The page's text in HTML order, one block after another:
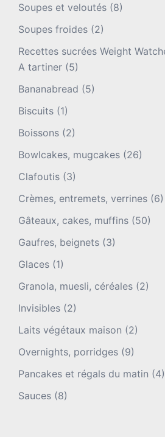
Soupes et veloutés (8)
Soupes froides (2)
Recettes sucrées Weight
A tartiner (5)
Bananabread (5)
Biscuits (1)
Boissons (2)
Bowlcakes, mugcakes (26)
Clafoutis (3)
Crèmes, entremets, verrines (6)
Gâteaux, cakes, muffins (50)
Gaufres, beignets (3)
Glaces (1)
Granola, muesli, céréales (2)
Invisibles (2)
Laits végétaux maison (2)
Overnights, porridges (9)
Pancakes et régals du matin (4)
Sauces (8)